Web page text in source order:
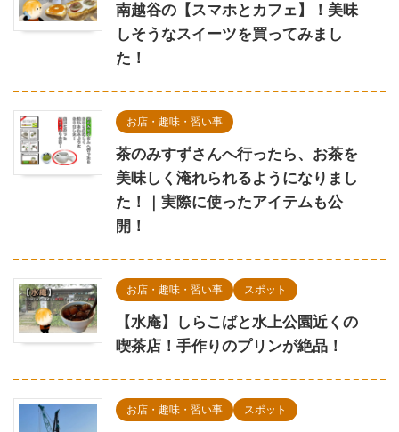
南越谷の【スマホとカフェ】！美味
しそうなスイーツを買ってみまし
た！
お店・趣味・習い事
茶のみすずさんへ行ったら、お茶を
美味しく淹れられるようになりまし
た！｜実際に使ったアイテムも公
開！
お店・趣味・習い事 スポット
【水庵】しらこばと水上公園近くの
喫茶店！手作りのプリンが絶品！
お店・趣味・習い事 スポット